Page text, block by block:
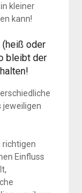
kleiner
kann!
(heiß oder
bleibt der
jeweiligen
richtigen
Einfluss